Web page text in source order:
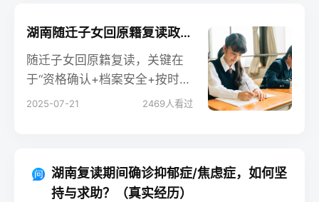
湖南随迁子女回原籍复读政策详解及学籍操作指南
随迁子女回原籍复读，关键在
于“资格确认+档案安全+按时报
名”。只要按官方流程操作，无
2025-07-21 2469人看过
湖南复读期间确诊抑郁症/焦虑症，如何坚
持与求助？（真实经历）